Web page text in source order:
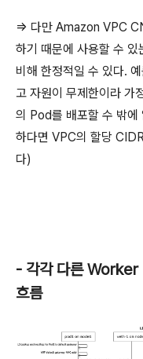
=> 다만 Amazon VPC
하기 때문에 사용할 수
비해 한정적일 수 있다.
고 자원이 무제한이라
의 Pod를 배포할 수 밖에
하다면 VPC의 할당
다)
- 각각 다른
흐름